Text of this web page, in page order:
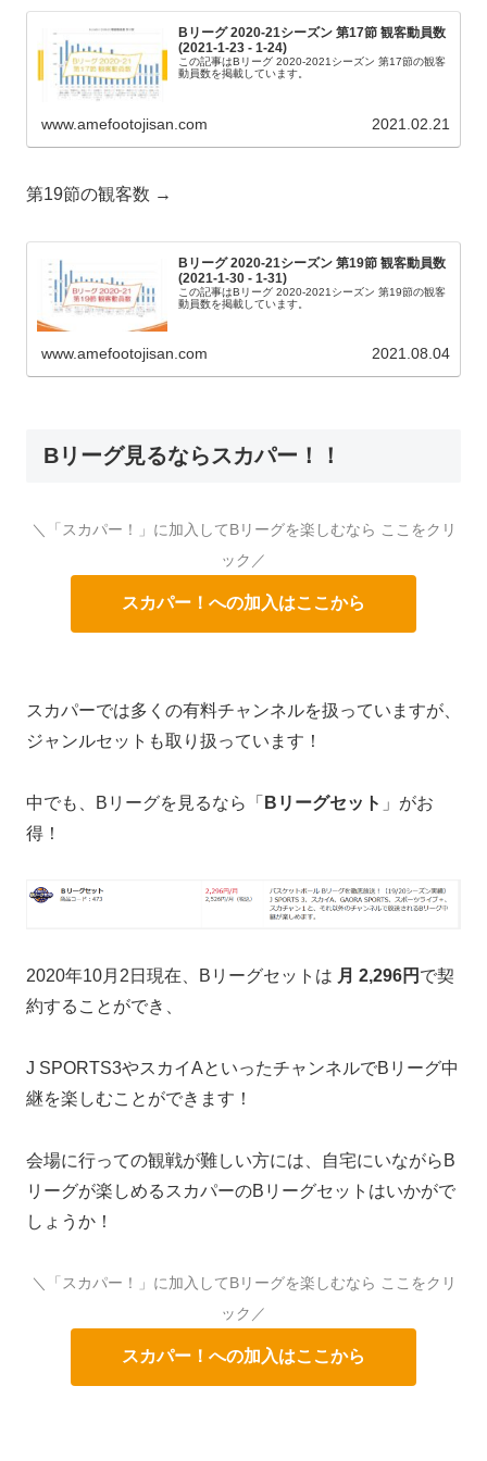
Bリーグ 2020-21シーズン 第17節 観客動員数
(2021-1-23 - 1-24)
この記事はBリーグ 2020-2021シーズン 第17節の観客
動員数を掲載しています。
www.amefootojisan.com 2021.02.21
第19節の観客数 →
Bリーグ 2020-21シーズン 第19節 観客動員数
(2021-1-30 - 1-31)
この記事はBリーグ 2020-2021シーズン 第19節の観客
動員数を掲載しています。
www.amefootojisan.com 2021.08.04
Bリーグ見るならスカパー！！
＼「スカパー！」に加入してBリーグを楽しむなら ここをクリ
ック／
スカパー！への加入はここから
スカパーでは多くの有料チャンネルを扱っていますが、
ジャンルセットも取り扱っています！
中でも、Bリーグを見るなら「 Bリーグセット 」がお
得！
2020年10月2日現在、Bリーグセットは 月 2,296円 で契
約することができ、
J SPORTS3やスカイAといったチャンネルでBリーグ中
継を楽しむことができます！
会場に行っての観戦が難しい方には、自宅にいながらB
リーグが楽しめるスカパーのBリーグセットはいかがで
しょうか！
＼「スカパー！」に加入してBリーグを楽しむなら ここをクリ
ック／
スカパー！への加入はここから